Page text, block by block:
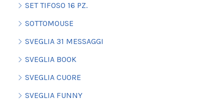
SET TIFOSO 16 PZ.
SOTTOMOUSE
SVEGLIA 31 MESSAGGI
SVEGLIA BOOK
SVEGLIA CUORE
SVEGLIA FUNNY